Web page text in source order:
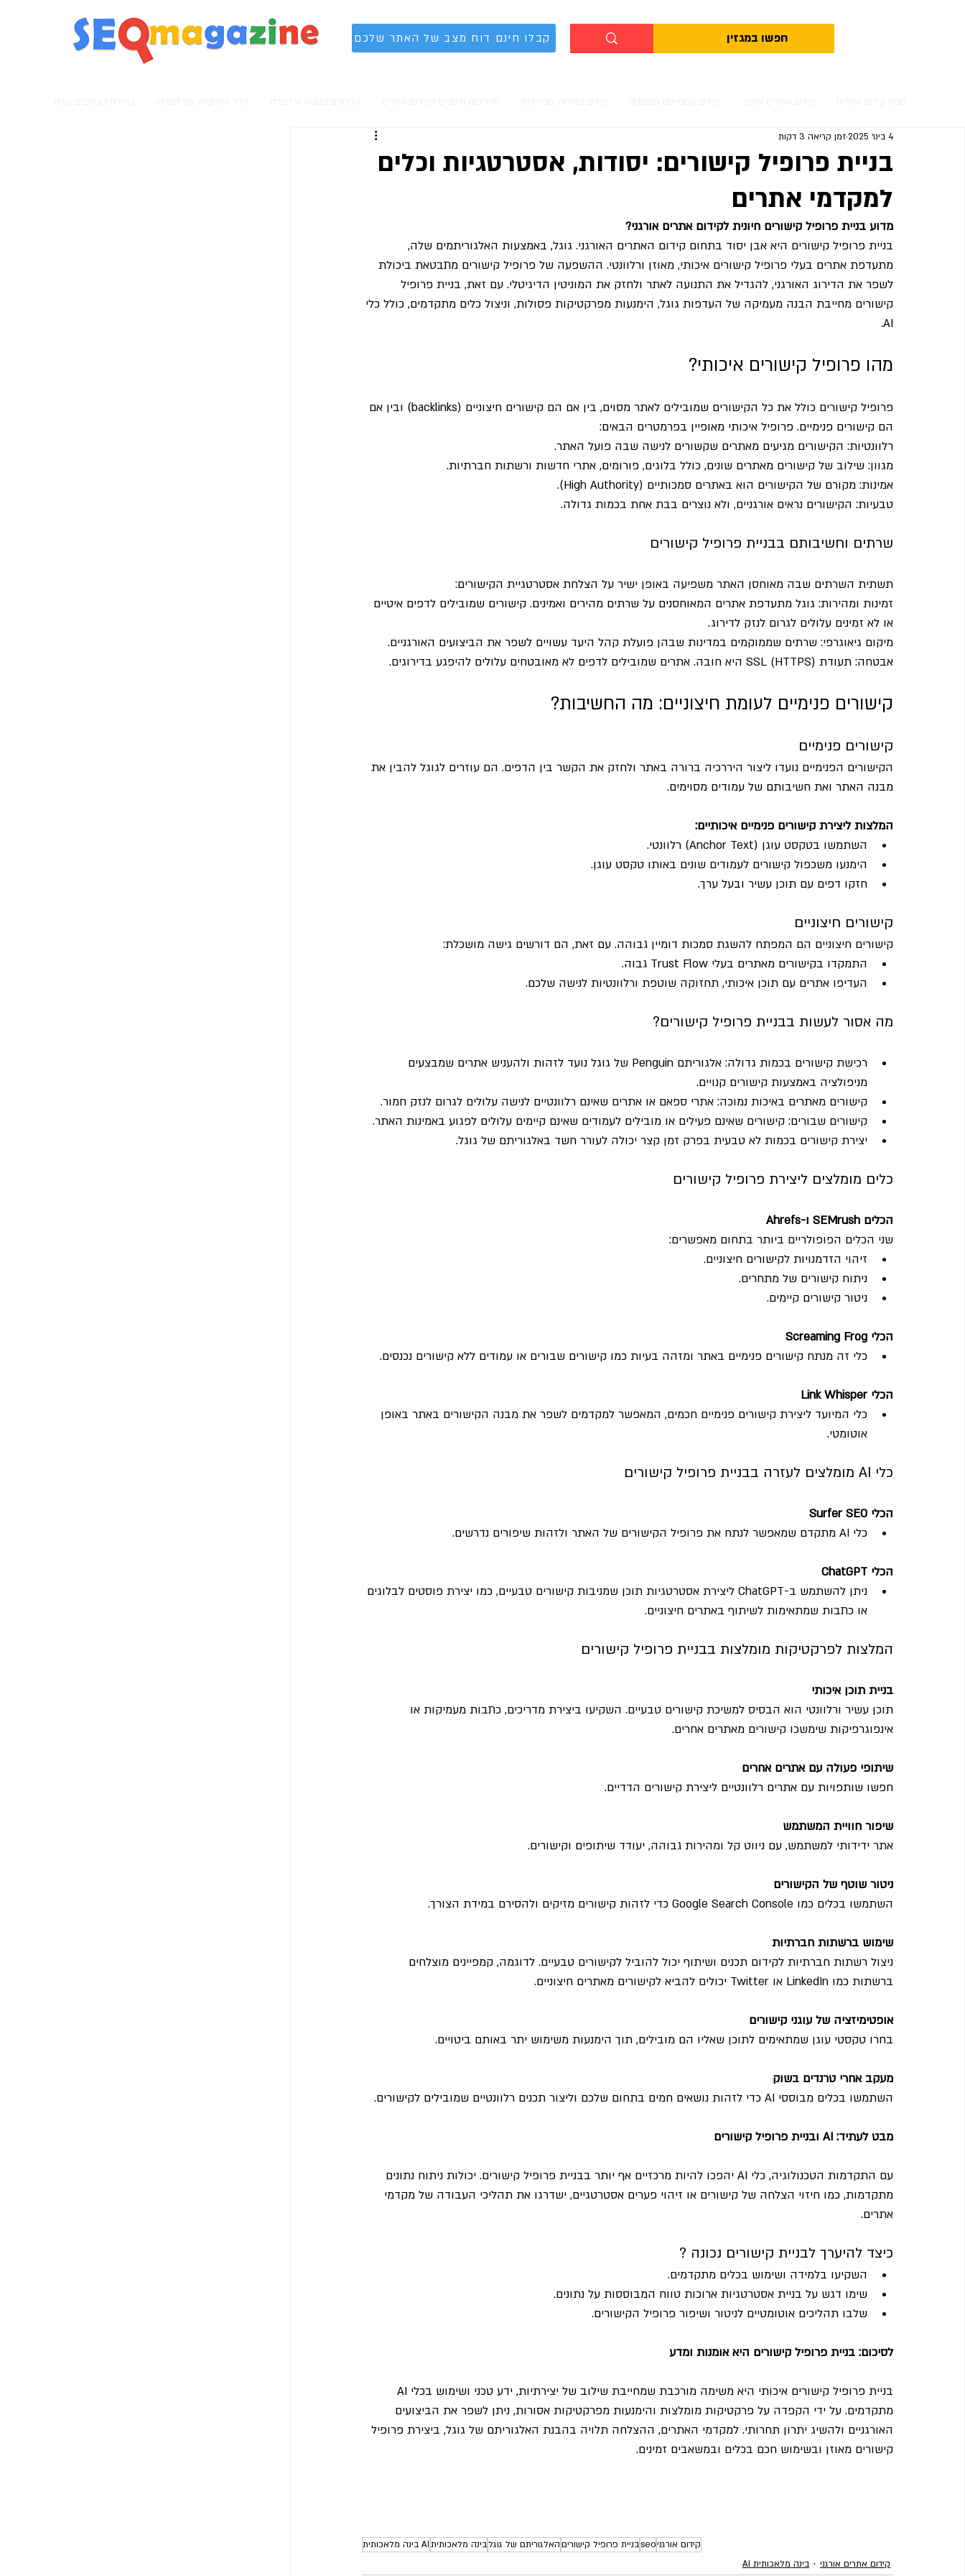
קבלו חינם דוח מצב של האתר שלכם
בניית פרופיל קישורים: יסודות, אסטרטגיות וכלים
למקדמי אתרים
4 בינו׳ 2025 זמן קריאה 3 דקות
מדוע בניית פרופיל קישורים חיונית לקידום אתרים אורגני?
בניית פרופיל קישורים היא אבן יסוד בתחום קידום האתרים האורגני. גוגל, באמצעות האלגוריתמים שלה,
מתעדפת אתרים בעלי פרופיל קישורים איכותי, מאוזן ורלוונטי. ההשפעה של פרופיל קישורים מתבטאת ביכולת
לשפר את הדירוג האורגני, להגדיל את התנועה לאתר ולחזק את המוניטין הדיגיטלי. עם זאת, בניית פרופיל
קישורים מחייבת הבנה מעמיקה של העדפות גוגל, הימנעות מפרקטיקות פסולות, וניצול כלים מתקדמים, כולל כלי
AI.
מהו פרופיל קישורים איכותי?
פרופיל קישורים כולל את כל הקישורים שמובילים לאתר מסוים, בין אם הם קישורים חיצוניים (backlinks) ובין אם
הם קישורים פנימיים. פרופיל איכותי מאופיין בפרמטרים הבאים:
רלוונטיות: הקישורים מגיעים מאתרים שקשורים לנישה שבה פועל האתר.
מגוון: שילוב של קישורים מאתרים שונים, כולל בלוגים, פורומים, אתרי חדשות ורשתות חברתיות.
אמינות: מקורם של הקישורים הוא באתרים סמכותיים (High Authority).
טבעיות: הקישורים נראים אורגניים, ולא נוצרים בבת אחת בכמות גדולה.
שרתים וחשיבותם בבניית פרופיל קישורים
תשתית השרתים שבה מאוחסן האתר משפיעה באופן ישיר על הצלחת אסטרטגיית הקישורים:
זמינות ומהירות: גוגל מתעדפת אתרים המאוחסנים על שרתים מהירים ואמינים. קישורים שמובילים לדפים איטיים
או לא זמינים עלולים לגרום לנזק לדירוג.
מיקום גיאוגרפי: שרתים שממוקמים במדינות שבהן פועלת קהל היעד עשויים לשפר את הביצועים האורגניים.
אבטחה: תעודת SSL (HTTPS) היא חובה. אתרים שמובילים לדפים לא מאובטחים עלולים להיפגע בדירוגים.
קישורים פנימיים לעומת חיצוניים: מה החשיבות?
קישורים פנימיים
הקישורים הפנימיים נועדו ליצור היררכיה ברורה באתר ולחזק את הקשר בין הדפים. הם עוזרים לגוגל להבין את
מבנה האתר ואת חשיבותם של עמודים מסוימים.
המלצות ליצירת קישורים פנימיים איכותיים:
השתמשו בטקסט עוגן (Anchor Text) רלוונטי.
הימנעו משכפול קישורים לעמודים שונים באותו טקסט עוגן.
חזקו דפים עם תוכן עשיר ובעל ערך.
קישורים חיצוניים
קישורים חיצוניים הם המפתח להשגת סמכות דומיין גבוהה. עם זאת, הם דורשים גישה מושכלת:
התמקדו בקישורים מאתרים בעלי Trust Flow גבוה.
העדיפו אתרים עם תוכן איכותי, תחזוקה שוטפת ורלוונטיות לנישה שלכם.
מה אסור לעשות בבניית פרופיל קישורים?
רכישת קישורים בכמות גדולה: אלגוריתם Penguin של גוגל נועד לזהות ולהעניש אתרים שמבצעים
מניפולציה באמצעות קישורים קנויים.
קישורים מאתרים באיכות נמוכה: אתרי ספאם או אתרים שאינם רלוונטיים לנישה עלולים לגרום לנזק חמור.
קישורים שבורים: קישורים שאינם פעילים או מובילים לעמודים שאינם קיימים עלולים לפגוע באמינות האתר.
יצירת קישורים בכמות לא טבעית בפרק זמן קצר יכולה לעורר חשד באלגוריתם של גוגל.
כלים מומלצים ליצירת פרופיל קישורים
הכלים SEMrush ו-Ahrefs
שני הכלים הפופולריים ביותר בתחום מאפשרים:
זיהוי הזדמנויות לקישורים חיצוניים.
ניתוח קישורים של מתחרים.
ניטור קישורים קיימים.
הכלי Screaming Frog
כלי זה מנתח קישורים פנימיים באתר ומזהה בעיות כמו קישורים שבורים או עמודים ללא קישורים נכנסים.
הכלי Link Whisper
כלי המיועד ליצירת קישורים פנימיים חכמים, המאפשר למקדמים לשפר את מבנה הקישורים באתר באופן
אוטומטי.
כלי AI מומלצים לעזרה בבניית פרופיל קישורים
הכלי Surfer SEO
כלי AI מתקדם שמאפשר לנתח את פרופיל הקישורים של האתר ולזהות שיפורים נדרשים.
הכלי ChatGPT
ניתן להשתמש ב-ChatGPT ליצירת אסטרטגיות תוכן שמניבות קישורים טבעיים, כמו יצירת פוסטים לבלוגים
או כתבות שמתאימות לשיתוף באתרים חיצוניים.
המלצות לפרקטיקות מומלצות בבניית פרופיל קישורים
בניית תוכן איכותי
תוכן עשיר ורלוונטי הוא הבסיס למשיכת קישורים טבעיים. השקיעו ביצירת מדריכים, כתבות מעמיקות או
אינפוגרפיקות שימשכו קישורים מאתרים אחרים.
שיתופי פעולה עם אתרים אחרים
חפשו שותפויות עם אתרים רלוונטיים ליצירת קישורים הדדיים.
שיפור חוויית המשתמש
אתר ידידותי למשתמש, עם ניווט קל ומהירות גבוהה, יעודד שיתופים וקישורים.
ניטור שוטף של הקישורים
השתמשו בכלים כמו Google Search Console כדי לזהות קישורים מזיקים ולהסירם במידת הצורך.
שימוש ברשתות חברתיות
ניצול רשתות חברתיות לקידום תכנים ושיתוף יכול להוביל לקישורים טבעיים. לדוגמה, קמפיינים מוצלחים
ברשתות כמו LinkedIn או Twitter יכולים להביא לקישורים מאתרים חיצוניים.
אופטימיזציה של עוגני קישורים
בחרו טקסטי עוגן שמתאימים לתוכן שאליו הם מובילים, תוך הימנעות משימוש יתר באותם ביטויים.
מעקב אחרי טרנדים בשוק
השתמשו בכלים מבוססי AI כדי לזהות נושאים חמים בתחום שלכם וליצור תכנים רלוונטיים שמובילים לקישורים.
מבט לעתיד: AI ובניית פרופיל קישורים
עם התקדמות הטכנולוגיה, כלי AI יהפכו להיות מרכזיים אף יותר בבניית פרופיל קישורים. יכולות ניתוח נתונים
מתקדמות, כמו חיזוי הצלחה של קישורים או זיהוי פערים אסטרטגיים, ישדרגו את תהליכי העבודה של מקדמי
אתרים.
כיצד להיערך לבניית קישורים נכונה ?
השקיעו בלמידה ושימוש בכלים מתקדמים.
שימו דגש על בניית אסטרטגיות ארוכות טווח המבוססות על נתונים.
שלבו תהליכים אוטומטיים לניטור ושיפור פרופיל הקישורים.
לסיכום: בניית פרופיל קישורים היא אומנות ומדע
מתקדמים. על ידי הקפדה על פרקטיקות מומלצות והימנעות מפרקטיקות אסורות, ניתן לשפר את הביצועים
האורגניים ולהשיג יתרון תחרותי. למקדמי האתרים, ההצלחה תלויה בהבנת האלגוריתם של גוגל, ביצירת פרופיל
קישורים מאוזן ובשימוש חכם בכלים ובמשאבים זמינים.
קידום אורגניseoבניית פרופיל קישוריםהאלגוריתם של גוגלבינה מלאכותיתAI בינה מלאכותית
קידום אתרים אורגני
בינה מלאכותית AI